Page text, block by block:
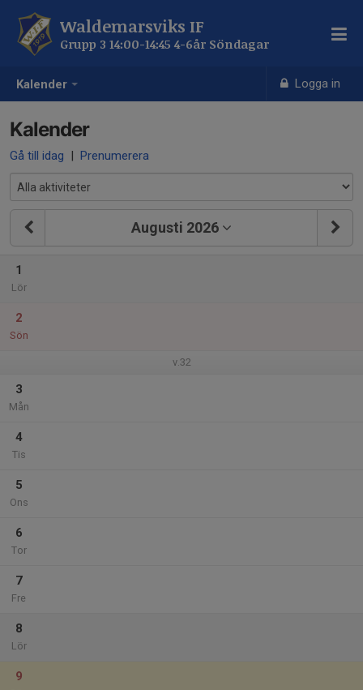
Kalender Logga in
Waldemarsviks IF
Grupp 3 14:00-14:45 4-6år Söndagar
Kalender
Gå till idag | Prenumerera
Augusti 2026
1
Lör
2
Sön
v.32
3
Mån
4
Tis
5
Ons
6
Tor
7
Fre
8
Lör
9